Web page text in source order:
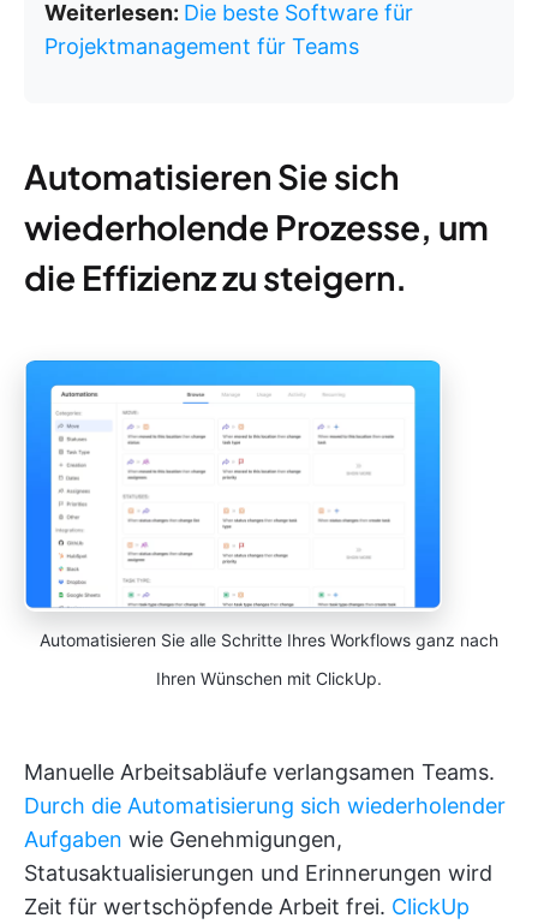
Weiterlesen: Die beste Software für
Projektmanagement für Teams
Automatisieren Sie sich
wiederholende Prozesse, um
die Effizienz zu steigern.
Automatisieren Sie alle Schritte Ihres Workflows ganz nach
Ihren Wünschen mit ClickUp.
Manuelle Arbeitsabläufe verlangsamen Teams.
Durch die Automatisierung sich wiederholender
Aufgaben wie Genehmigungen,
Statusaktualisierungen und Erinnerungen wird
Zeit für wertschöpfende Arbeit frei. ClickUp